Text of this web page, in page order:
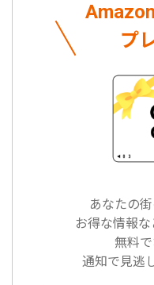
プ
あなたの
お得な情報
無料で
通知で見逃